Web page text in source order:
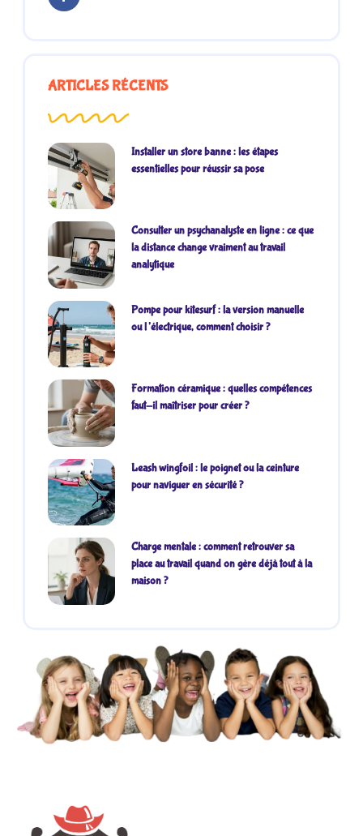
ARTICLES RÉCENTS
Installer un store banne : les étapes
essentielles pour réussir sa pose
Consulter un psychanalyste en ligne : ce que
la distance change vraiment au travail
analytique
Pompe pour kitesurf : la version manuelle
ou l’électrique, comment choisir ?
Formation céramique : quelles compétences
faut-il maîtriser pour créer ?
Leash wingfoil : le poignet ou la ceinture
pour naviguer en sécurité ?
Charge mentale : comment retrouver sa
place au travail quand on gère déjà tout à la
maison ?